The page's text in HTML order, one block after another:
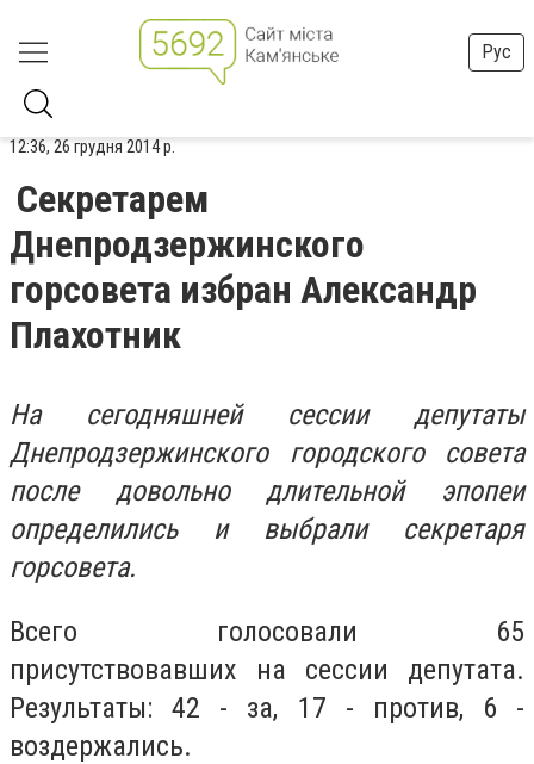
Рус
12:36, 26 грудня 2014 р.
Секретарем
Днепродзержинского
горсовета избран Александр
Плахотник
На сегодняшней сессии депутаты
Днепродзержинского городского совета
после довольно длительной эпопеи
определились и выбрали секретаря
горсовета.
Всего голосовали 65
присутствовавших на сессии депутата.
Результаты: 42 - за, 17 - против, 6 -
воздержались.